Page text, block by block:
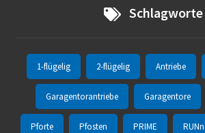
Schlagworte
1-flügelig 2-flügelig Antriebe
Garagentorantriebe Garagentore
Pforte Pfosten PRIME